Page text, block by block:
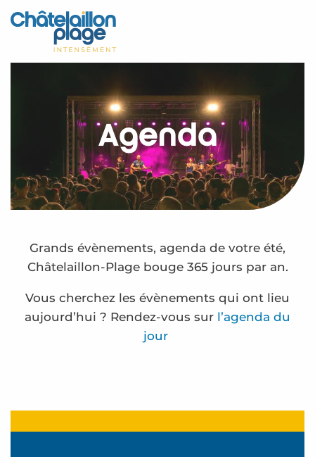
Aller
au
principal
Accueil
Découvrir
Activités
Rendez-vous
Votre séjour
Espace Pro
Agenda
Grands évènements, agenda de votre été,
Châtelaillon-Plage bouge 365 jours par an.
Vous cherchez les évènements qui ont lieu
aujourd’hui ? Rendez-vous sur l’agenda du
jour
Lectures en herbe